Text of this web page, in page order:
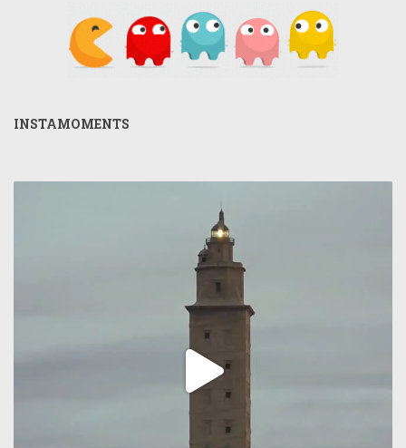
INSTAMOMENTS